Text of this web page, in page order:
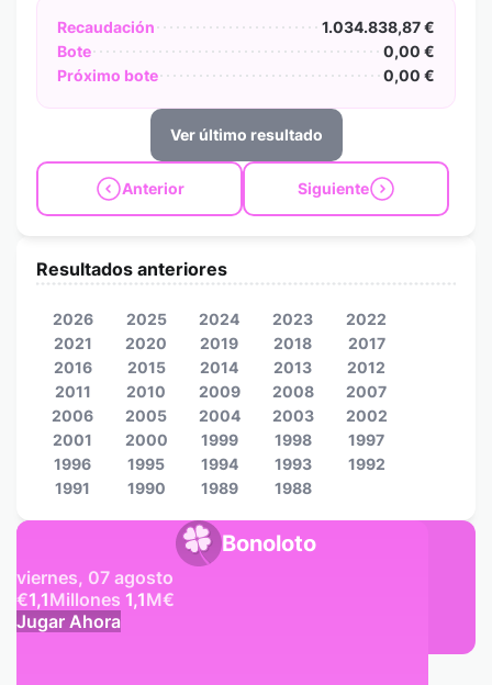
Recaudación
1.034.838,87 €
Bote
0,00 €
Próximo bote
0,00 €
Ver último resultado
Anterior Siguiente
Bonoloto
viernes, 07 agosto
€1,1Millones 1,1M€
Jugar Ahora
Resultados anteriores
2026 2025 2024 2023
2022
2021
2020 2019 2018
2017
2016
2015 2014 2013
2012
2011
2010 2009 2008
2007
2006
2005 2004 2003
2002
2001
2000 1999 1998
1997
1996
1995 1994 1993
1992
1991
1990 1989 1988